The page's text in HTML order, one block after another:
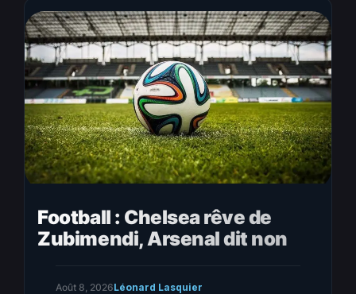
Football : Chelsea rêve de
Zubimendi, Arsenal dit non
Août 8, 2026Léonard Lasquier